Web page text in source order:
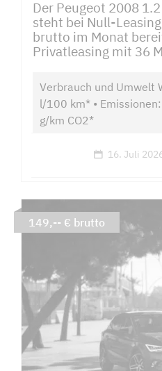
Der Peugeot 2008
steht bei Null-
brutto im Monat
Privatleasing mit 36
Verbrauch und Umwelt
l/100 km* •
g/km CO2*
16. Juli
149,-- € brutto